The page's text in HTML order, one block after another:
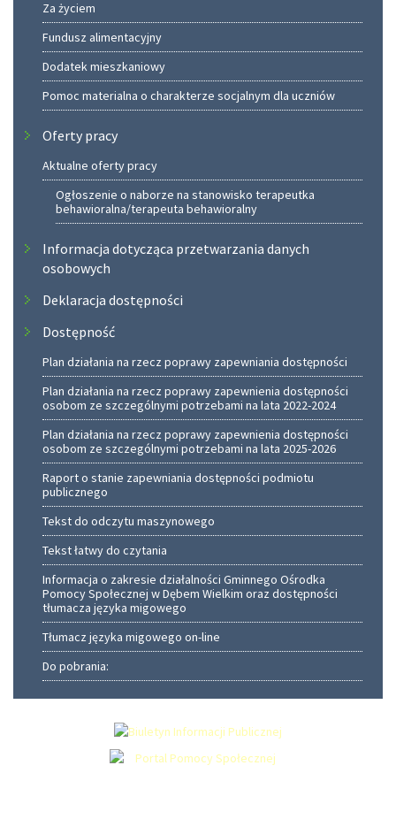
Za życiem
Fundusz alimentacyjny
Dodatek mieszkaniowy
Pomoc materialna o charakterze socjalnym dla uczniów
Oferty pracy
Aktualne oferty pracy
Ogłoszenie o naborze na stanowisko terapeutka
behawioralna/terapeuta behawioralny
Informacja dotycząca przetwarzania danych
osobowych
Deklaracja dostępności
Dostępność
Plan działania na rzecz poprawy zapewniania dostępności
Plan działania na rzecz poprawy zapewnienia dostępności
osobom ze szczególnymi potrzebami na lata 2022-2024
Plan działania na rzecz poprawy zapewnienia dostępności
osobom ze szczególnymi potrzebami na lata 2025-2026
Raport o stanie zapewniania dostępności podmiotu
publicznego
Tekst do odczytu maszynowego
Tekst łatwy do czytania
Informacja o zakresie działalności Gminnego Ośrodka
Pomocy Społecznej w Dębem Wielkim oraz dostępności
tłumacza języka migowego
Tłumacz języka migowego on-line
Do pobrania: